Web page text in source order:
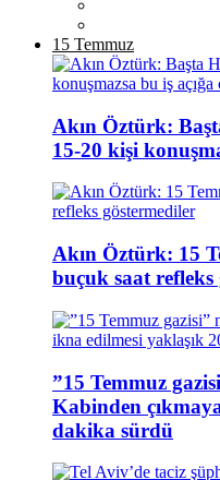
15 Temmuz
Akın Öztürk:
15-20 kişi
Akın Öztürk: 15
buçuk saat refleks
”15 Temmuz
Kabinden
dakika sürdü